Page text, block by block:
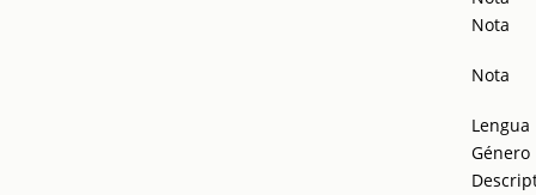
Nota
Nota
Lengua
Género